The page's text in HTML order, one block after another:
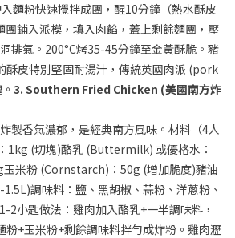
麵粉快速攪拌成團，醒10分鐘（熱水酥皮
團鋪入派模，填入肉餡，蓋上剩餘麵團，壓
排氣。200°C烤35-45分鐘至金黃酥脆。豬
酥皮特別堅固耐湯汁，傳統英國肉派 (pork
3. Southern Fried Chicken (美國南方炸
製香氣濃郁，是經典南方風味。材料（4人
1kg (切塊)酪乳 (Buttermilk) 或優格水：
米粉 (Cornstarch)：50g (增加脆度)豬油
調味料：鹽、黑胡椒、蒜粉、洋蔥粉、
小匙做法：雞肉加入酪乳+一半調味料，
粉+玉米粉+剩餘調味料拌勻成炸粉。雞肉瀝